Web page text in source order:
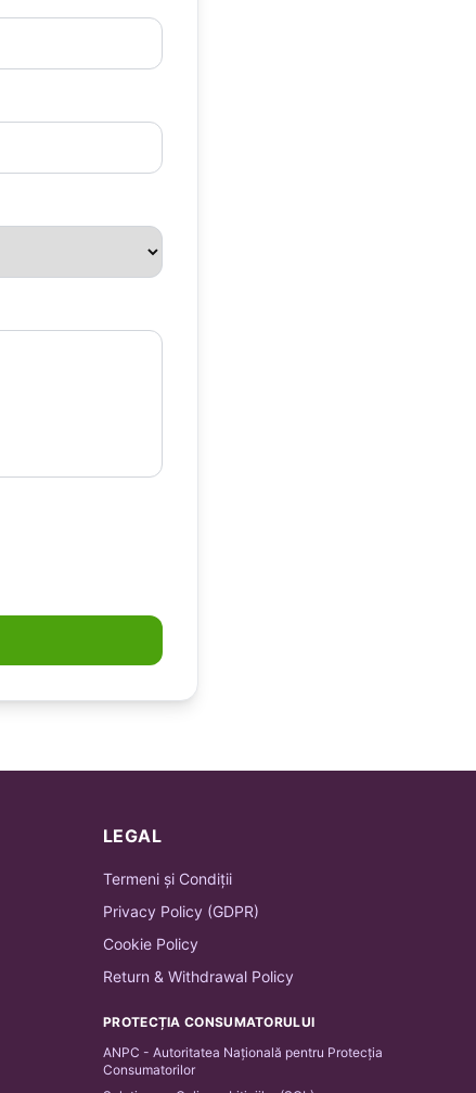
LEGAL
Termeni și Condiții
Privacy Policy (GDPR)
Cookie Policy
Return & Withdrawal Policy
PROTECȚIA CONSUMATORULUI
ANPC - Autoritatea Națională pentru Protecția
Consumatorilor